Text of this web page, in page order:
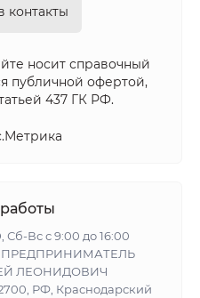
контакты
носит справочный
публичной офертой,
437 ГК РФ.
Сб-Вс с 9:00 до 16:00
ЛЕОНИДОВИЧ
РФ, Краснодарский